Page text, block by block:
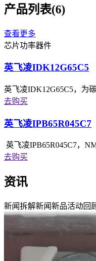
产品列表(6)
查看更多
芯片功率器件
英飞凌IDK12G65C5
英飞凌IDK12G65C5，为
去购买
英飞凌IPB65R045C7
英飞凌IPB65R045C7，
去购买
资讯
新闻拆解新闻新品活动回